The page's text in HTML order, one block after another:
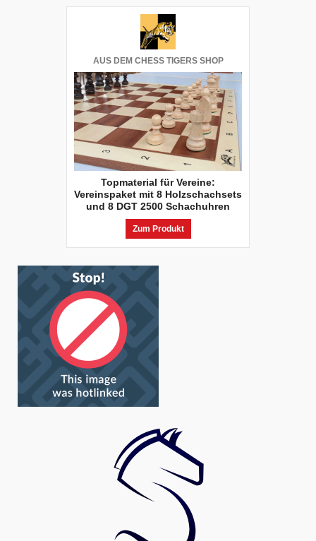
AUS DEM CHESS TIGERS SHOP
Topmaterial für Vereine:
Vereinspaket mit 8 Holzschachsets
und 8 DGT 2500 Schachuhren
Zum Produkt